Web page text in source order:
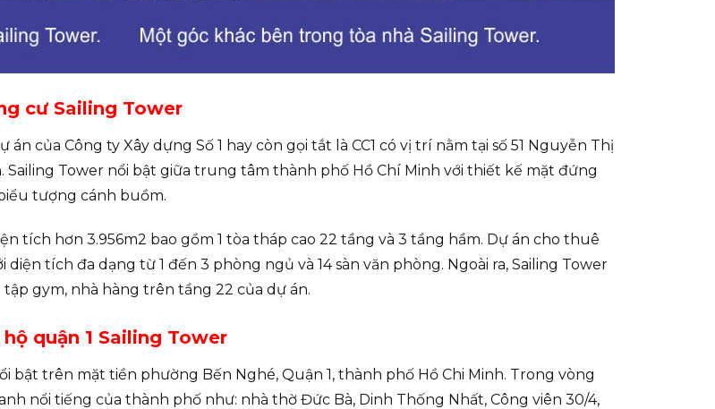
cư Sailing Tower
án của Công ty Xây dựng Số 1 hay còn gọi tắt là CC1 có vị trí nằm tại số 51 Nguyễn Thị
Sailing Tower nổi bật giữa trung tâm thành phố Hồ Chí Minh với thiết kế mặt đứng
tượng cánh buồm.
tích hơn 3.956m2 bao gồm 1 tòa tháp cao 22 tầng và 3 tầng hầm. Dự án cho thuê
tích đa dạng từ 1 đến 3 phòng ngủ và 14 sàn văn phòng. Ngoài ra, Sailing Tower
gym, nhà hàng trên tầng 22 của dự án.
quận 1 Sailing Tower
bật trên mặt tiền phường Bến Nghé, Quận 1, thành phố Hồ Chi Minh. Trong vòng
nổi tiếng của thành phố như: nhà thờ Đức Bà, Dinh Thống Nhất, Công viên 30/4,